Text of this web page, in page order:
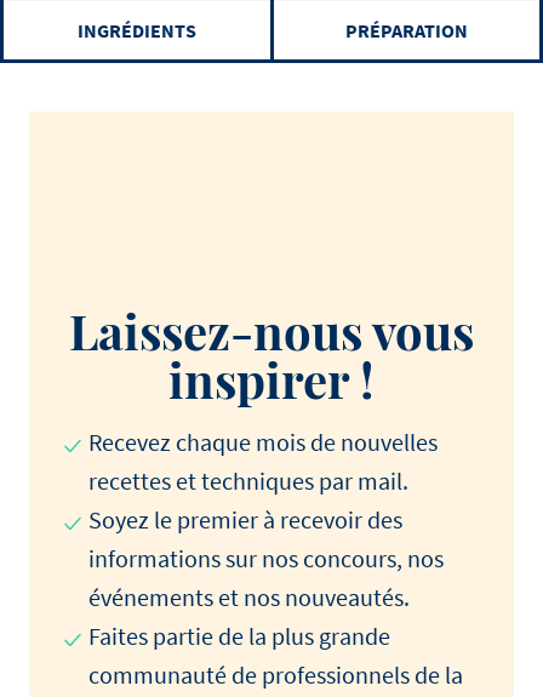
INGRÉDIENTS PRÉPARATION
Laissez-nous vous
inspirer !
Recevez chaque mois de nouvelles
recettes et techniques par mail.
Soyez le premier à recevoir des
informations sur nos concours, nos
événements et nos nouveautés.
Faites partie de la plus grande
communauté de professionnels de la